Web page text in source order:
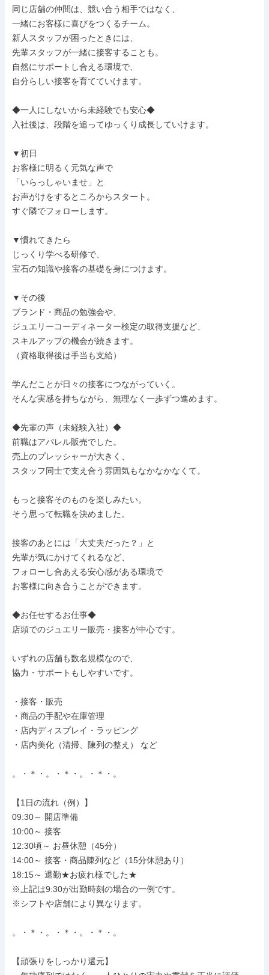
同じ店舗の仲間は、競い合う相手ではなく、
一緒にお客様に喜びをつくるチーム。
新人スタッフが困ったときには、
先輩スタッフが一緒に接客することも。
自然にサポートし合える環境で、
自分らしい接客を育てていけます。
◆一人にしないから未経験でも安心◆
入社後は、段階を追ってゆっくり成長していけます。
▼初日
お客様に明るく元気な声で
「いらっしゃいませ」と
お声がけをするところからスタート。
すぐ隣でフォローします。
▼慣れてきたら
じっくり学べる研修で、
宝石の知識や接客の基礎を身につけます。
▼その後
ブランド・商品の勉強会や、
ジュエリーコーディネーター検定の取得支援など、
スキルアップの機会が続きます。
（資格取得後は手当も支給）
学んだことが日々の接客につながっていく。
そんな実感を持ちながら、無理なく一歩ずつ進めます。
◆先輩の声（未経験入社）◆
前職はアパレル販売でした。
売上のプレッシャーが大きく、
スタッフ同士で支え合う雰囲気もなかなかなくて。
もっと接客そのものを楽しみたい。
そう思って転職を決めました。
接客のあとには「大丈夫だった？」と
先輩が気にかけてくれるなど、
フォローし合あえる安心感がある環境で
お客様に向き合うことができます。
◆お任せするお仕事◆
店頭でのジュエリー販売・接客が中心です。
いずれの店舗も数名規模なので、
協力・サポートもしやすいです。
・接客・販売
・商品の手配や在庫管理
・店内ディスプレイ・ラッピング
・店内美化（清掃、陳列の整え） など
。・＊・。・＊・。・＊・。
【1日の流れ（例）】
09:30～ 開店準備
10:00～ 接客
12:30頃～ お昼休憩（45分）
14:00～ 接客・商品陳列など（15分休憩あり）
18:15～ 退勤★お疲れ様でした★
※上記は9:30が出勤時刻の場合の一例です。
※シフトや店舗により異なります。
。・＊・。・＊・。・＊・。
【頑張りをしっかり還元】